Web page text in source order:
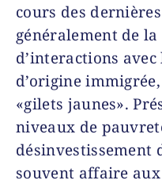
cours des
généralement de
d’interactions
d’origine
«gilets jaunes».
niveaux de
désinvestissement
souvent affaire aux